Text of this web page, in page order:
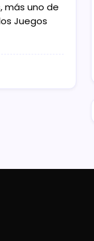
más uno de
Juegos